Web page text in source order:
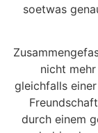
soetwas
nicht
gleichfalls
durch einem